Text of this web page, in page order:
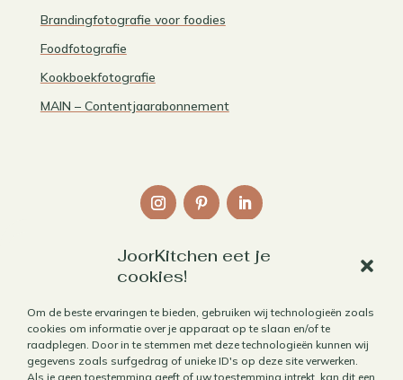
JoorKitchen eet je
cookies!
Om de beste ervaringen te bieden, gebruiken wij technologieën zoals
cookies om informatie over je apparaat op te slaan en/of te
raadplegen. Door in te stemmen met deze technologieën kunnen wij
gegevens zoals surfgedrag of unieke ID's op deze site verwerken.
Als je geen toestemming geeft of uw toestemming intrekt, kan dit een
Brandingfotografie voor foodies
Foodfotografie
Kookboekfotografie
MAIN – Contentjaarabonnement
Contact
Algemene voorwaarden